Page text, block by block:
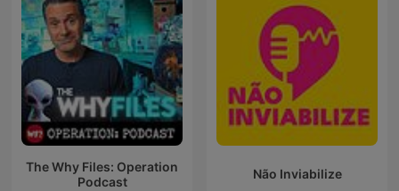
The Why Files: Operation
Podcast
Não Inviabilize